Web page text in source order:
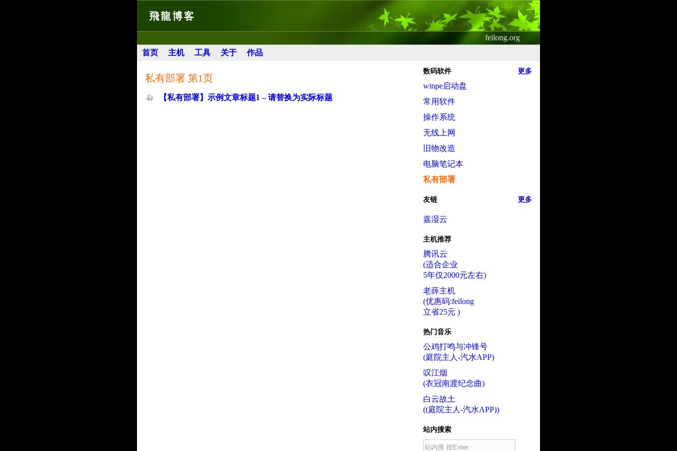
飛龍博客
feilong.org
首页
主机 工具 关于 作品
私有部署 第1页
【私有部署】示例文章标题1 – 请替换为实际标题
数码软件 更多
winpe启动盘
常用软件
操作系统
无线上网
旧物改造
电脑笔记本
私有部署
友链 更多
嘉湿云
主机推荐
腾讯云
(适合企业
5年仅2000元左右)
老薛主机
(优惠码:feilong
立省25元 )
热门音乐
公鸡打鸣与冲锋号
(庭院主人-汽水APP)
叹江烟
(衣冠南渡纪念曲)
白云故土
((庭院主人-汽水APP))
站内搜索